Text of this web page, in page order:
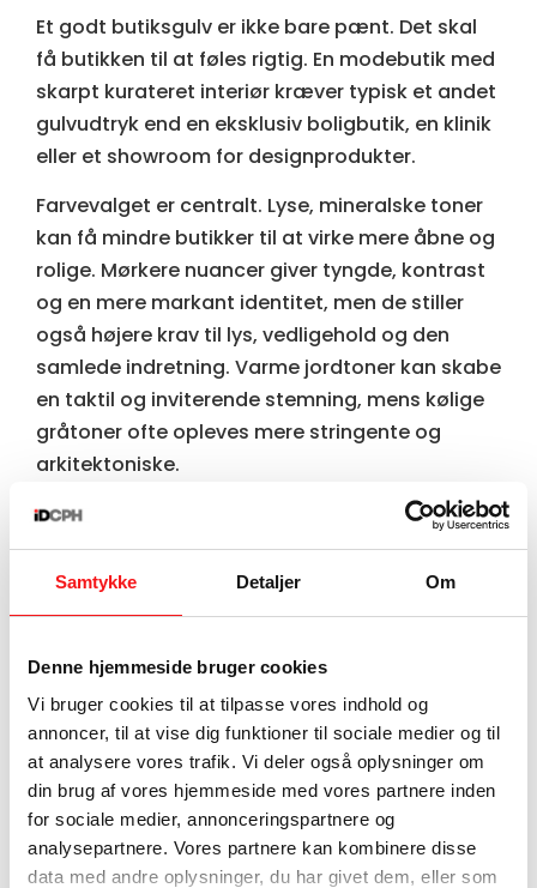
Samtykke Detaljer Om
Denne hjemmeside bruger cookies
Vi bruger cookies til at tilpasse vores indhold og
annoncer, til at vise dig funktioner til sociale medier og til
at analysere vores trafik. Vi deler også oplysninger om
din brug af vores hjemmeside med vores partnere inden
for sociale medier, annonceringspartnere og
analysepartnere. Vores partnere kan kombinere disse
data med andre oplysninger, du har givet dem, eller som
Et godt butiksgulv er ikke bare pænt. Det skal
få butikken til at føles rigtig. En modebutik med
skarpt kurateret interiør kræver typisk et andet
gulvudtryk end en eksklusiv boligbutik, en klinik
eller et showroom for designprodukter.
Farvevalget er centralt. Lyse, mineralske toner
kan få mindre butikker til at virke mere åbne og
rolige. Mørkere nuancer giver tyngde, kontrast
og en mere markant identitet, men de stiller
også højere krav til lys, vedligehold og den
samlede indretning. Varme jordtoner kan skabe
en taktil og inviterende stemning, mens kølige
gråtoner ofte opleves mere stringente og
arkitektoniske.
Det er her, rådgivning bliver afgørende. Mange
kunder ved præcist, hvilken stemning de
ønsker, men ikke nødvendigvis hvilket materiale
der kan levere den. Det er netop forskellen på
en specialiseret aktør som ID CPH handler
processen derfor ikke kun om kvadratmeter og
pris, men om at oversætte vision til holdbar
virkelighed.
Funktionalitet er en del af det
eksklusive resultat